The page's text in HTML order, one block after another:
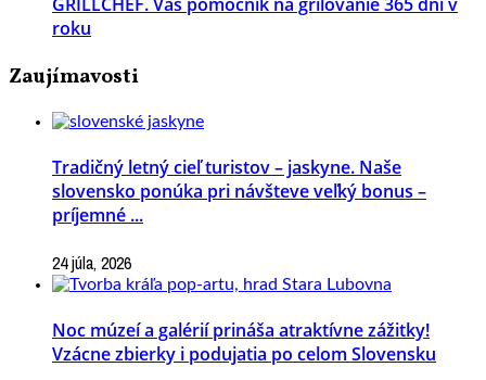
roku
Zaujímavosti
Tradičný letný cieľ turistov – jaskyne. Naše
slovensko ponúka pri návšteve veľký bonus –
príjemné ...
24 júla, 2026
Noc múzeí a galérií prináša atraktívne zážitky!
Vzácne zbierky i podujatia po celom Slovensku